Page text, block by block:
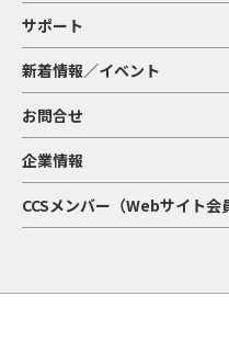
サポート
新着情報／イベント
お問合せ
企業情報
CCSメンバー（Webサイト会